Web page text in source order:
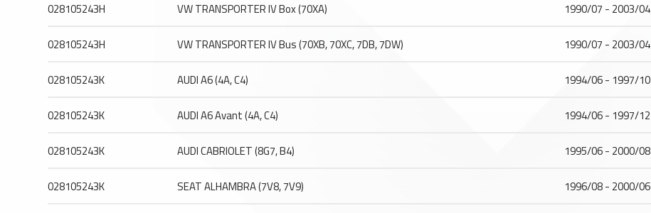
028105243H VW TRANSPORTER IV Box (70XA) 1990/07 - 2003/04
028105243H VW TRANSPORTER IV Bus (70XB, 70XC, 7DB, 7DW) 1990/07 - 2003/04
028105243K AUDI A6 (4A, C4) 1994/06 - 1997/10
028105243K AUDI A6 Avant (4A, C4) 1994/06 - 1997/12
028105243K AUDI CABRIOLET (8G7, B4) 1995/06 - 2000/08
028105243K SEAT ALHAMBRA (7V8, 7V9) 1996/08 - 2000/06